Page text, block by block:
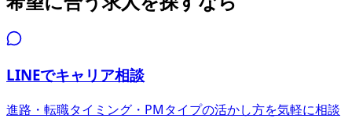
LINEでキャリア相談
進路・転職タイミング・PMタイプの活かし方を気軽に相談